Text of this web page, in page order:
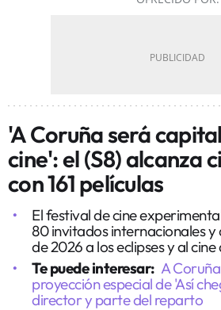
'A Coruña será
cine': el (S8) alcanza
con 161 películas
El festival de cine
80 invitados internacionales y
de 2026 a los eclipses y al
Te puede interesar: A
proyección especial de 'Así
director y parte del reparto